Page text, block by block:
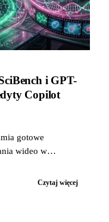
i GPT-
Copilot
gotowe
wideo w
PhD) i
kredytów.
Czytaj więcej